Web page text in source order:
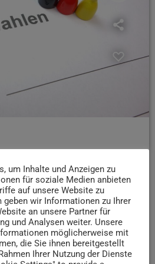
Wahl zu einer Panne
berichtet wurden bis 11 Uhr
mit Kandidierenden aus
der Stadt seien 15 Stimmzettel
die nun ungültig sind. Diese
auf das Wahlergebnis
um Inhalte und Anzeigen zu
für soziale Medien anbieten
auf unsere Website zu
geben wir Informationen zu Ihrer
an unsere Partner für
und Analysen weiter. Unsere
möglicherweise mit
die Sie ihnen bereitgestellt
Ihrer Nutzung der Dienste